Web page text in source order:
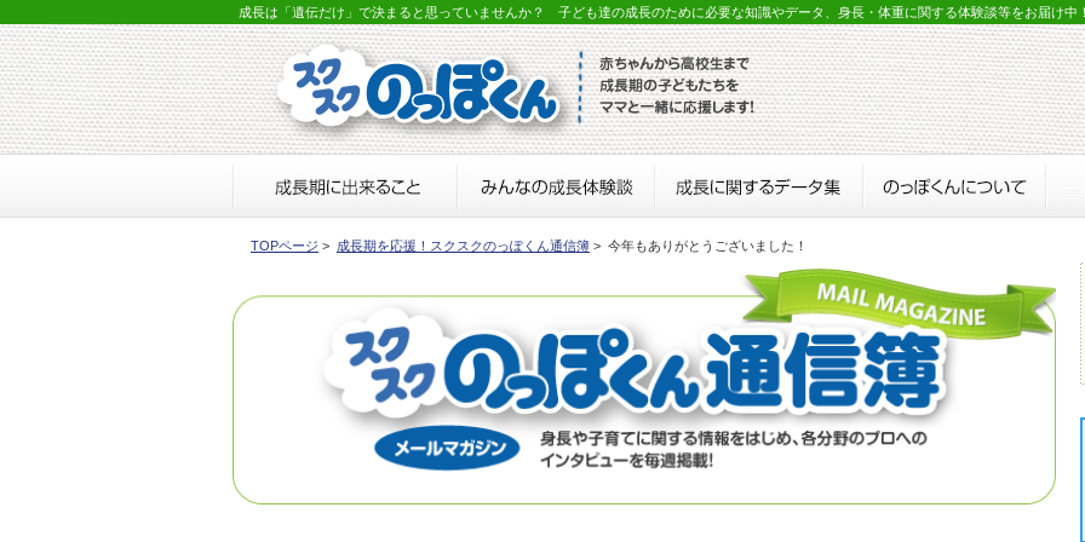
成長は「遺伝だけ」で決まると思っていませんか？ 子ども達の成長のために必要な知識やデータ、身長・体重に関する体験談等をお届け中
TOPページ > 成長期を応援！スクスクのっぽくん通信簿 > 今年もありがとうございました！